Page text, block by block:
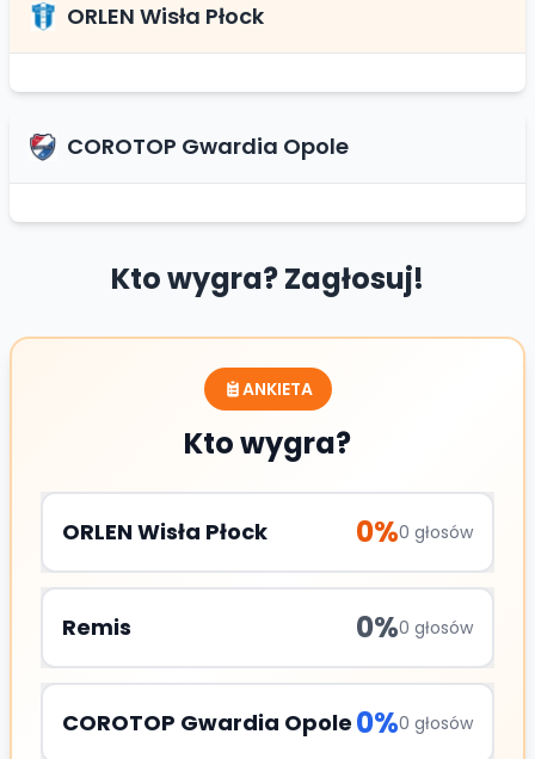
ORLEN Wisła Płock
COROTOP Gwardia Opole
Kto wygra? Zagłosuj!
ANKIETA
Kto wygra?
ORLEN Wisła Płock 0%0 głosów
Remis 0%0 głosów
COROTOP Gwardia Opole 0%0 głosów